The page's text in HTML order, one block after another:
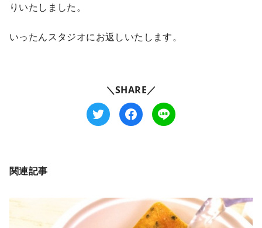
りいたしました。
いったんスタジオにお返しいたします。
＼SHARE／
関連記事